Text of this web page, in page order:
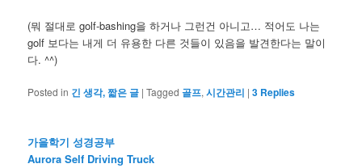
(뭐 절대로 golf-bashing을 하거나 그런건 아니고… 적어도 나는
golf 보다는 내게 더 유용한 다른 것들이 있음을 발견한다는 말이
다. ^^)
Posted in 긴 생각, 짧은 글 |Tagged 골프,시간관리 |3 Replies
가을학기 성경공부
Aurora Self Driving Truck